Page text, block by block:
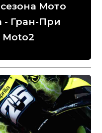
Мото
- Гран-При